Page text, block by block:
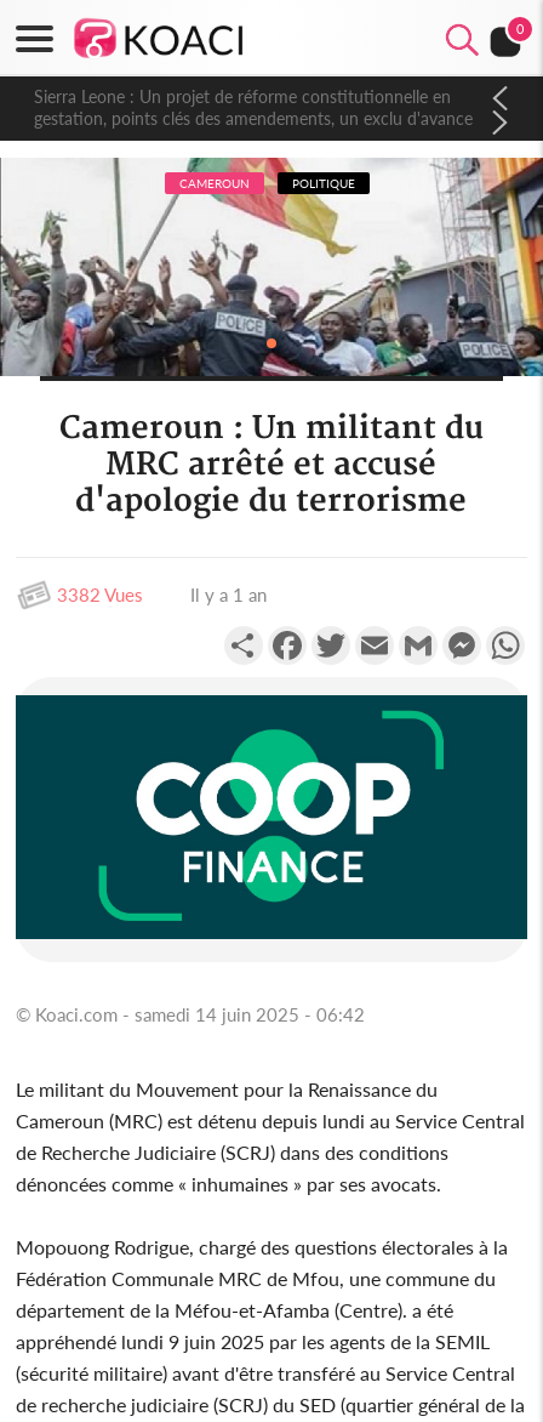
0
Sierra Leone : Un projet de réforme constitutionnelle en
gestation, points clés des amendements, un exclu d'avance
CAMEROUN POLITIQUE
Cameroun : Un militant du
MRC arrêté et accusé
d'apologie du terrorisme
3382 Vues Il y a 1 an
PartagerFacebookTwitterEmail Gmail
© Koaci.com - samedi 14 juin 2025 - 06:42
Le militant du Mouvement pour la Renaissance du
Cameroun (MRC) est détenu depuis lundi au Service Central
de Recherche Judiciaire (SCRJ) dans des conditions
dénoncées comme « inhumaines » par ses avocats.
Mopouong Rodrigue, chargé des questions électorales à la
Fédération Communale MRC de Mfou, une commune du
département de la Méfou-et-Afamba (Centre). a été
appréhendé lundi 9 juin 2025 par les agents de la SEMIL
(sécurité militaire) avant d'être transféré au Service Central
de recherche judiciaire (SCRJ) du SED (quartier général de la